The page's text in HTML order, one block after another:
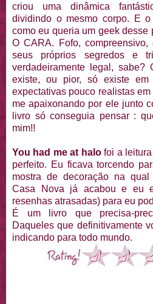
criou uma dinâmica
dividindo o mesmo corpo. E
como eu queria um geek desse
O CARA. Fofo,
seus próprios segredos e
verdadeiramente legal,
existe, ou pior, só existe
expectativas pouco realistas
me apaixonando por ele junto
livro só conseguia pensar :
mim!!
You had me at halofoi a leitura
perfeito. Eu ficava torcendo
mostra de decoração na
Casa Nova já acabou e eu
resenhas atrasadas) para eu
É um livro que precisa-
Daqueles que definitivamente
indicando para todo mundo.